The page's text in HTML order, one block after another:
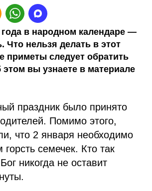
года в народном календаре —
Что нельзя делать в этот
приметы следует обратить
вы узнаете в материале
праздник было принято
Помимо этого,
что 2 января необходимо
горсть семечек. Кто так
никогда не оставит